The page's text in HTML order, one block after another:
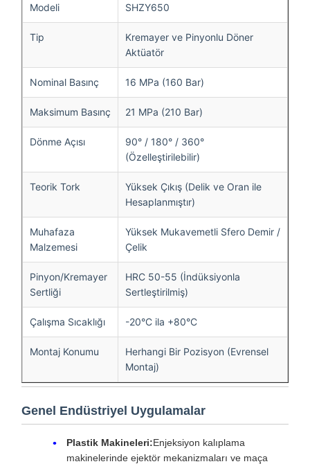
Modeli SHZY650
Tip
Kremayer ve Pinyonlu Döner
Aktüatör
Nominal Basınç 16 MPa (160 Bar)
Maksimum Basınç 21 MPa (210 Bar)
Dönme Açısı
90° / 180° / 360°
(Özelleştirilebilir)
Teorik Tork
Yüksek Çıkış (Delik ve Oran ile
Hesaplanmıştır)
Muhafaza
Malzemesi
Yüksek Mukavemetli Sfero Demir /
Çelik
Pinyon/Kremayer
Sertliği
HRC 50-55 (İndüksiyonla
Sertleştirilmiş)
Çalışma Sıcaklığı -20°C ila +80°C
Montaj Konumu
Herhangi Bir Pozisyon (Evrensel
Montaj)
Genel Endüstriyel Uygulamalar
Plastik Makineleri:Enjeksiyon kalıplama
makinelerinde ejektör mekanizmaları ve maça